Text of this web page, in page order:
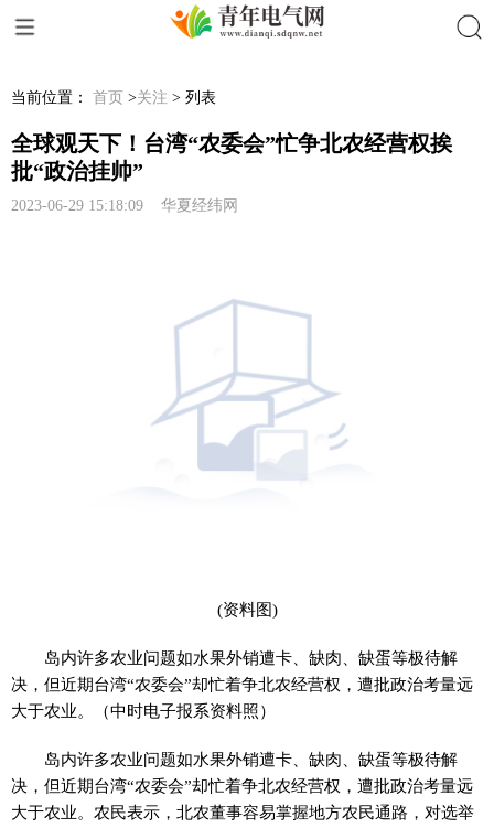
当前位置： 首页 >关注 > 列表
全球观天下！台湾“农委会”忙争北农经营权挨
批“政治挂帅”
2023-06-29 15:18:09 华夏经纬网
(资料图)
岛内许多农业问题如水果外销遭卡、缺肉、缺蛋等极待解
决，但近期台湾“农委会”却忙着争北农经营权，遭批政治考量远
大于农业。（中时电子报系资料照）
岛内许多农业问题如水果外销遭卡、缺肉、缺蛋等极待解
决，但近期台湾“农委会”却忙着争北农经营权，遭批政治考量远
大于农业。农民表示，北农董事容易掌握地方农民通路，对选举